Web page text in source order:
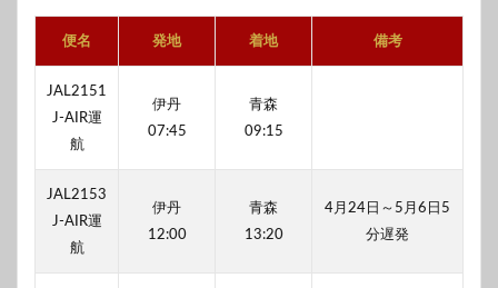
便名 発地 着地 備考
JAL2151
J-AIR運
航
伊丹
07:45
青森
09:15
JAL2153
J-AIR運
航
伊丹
12:00
青森
13:20
4月24日～5月6日5
分遅発